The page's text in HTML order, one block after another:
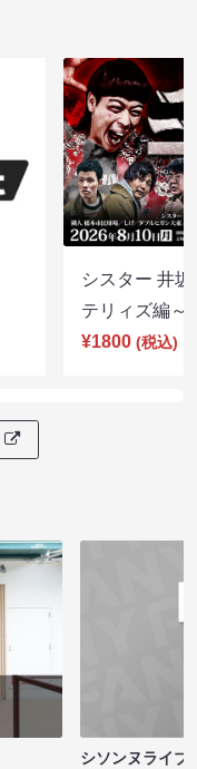
シスター 井
テリィズ編
¥1800 (税込)
シソンヌライ